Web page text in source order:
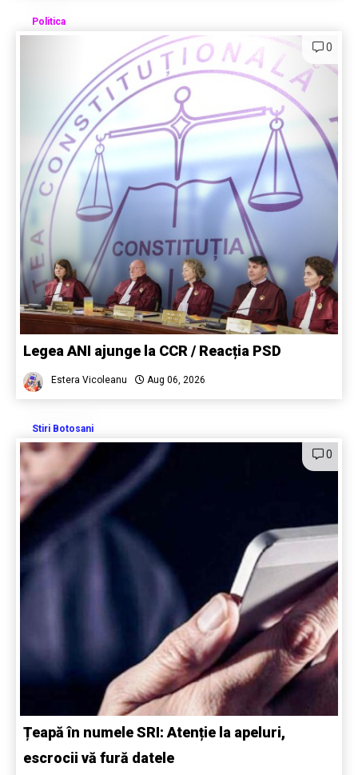
Politica
0
Legea ANI ajunge la CCR / Reacția PSD
Estera Vicoleanu Aug 06, 2026
Stiri Botosani
0
Țeapă în numele SRI: Atenție la apeluri,
escrocii vă fură datele